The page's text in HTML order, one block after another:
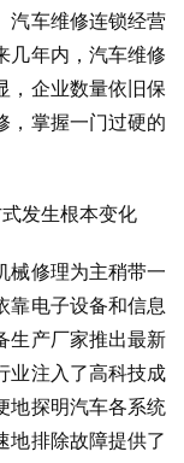
汽车维修连锁经营
几年内，汽车维修
，企业数量依旧保
，掌握一门过硬的
发生根本变化
械修理为主稍带一
靠电子设备和信息
生产厂家推出最新
业注入了高科技成
地探明汽车各系统
地排除故障提供了